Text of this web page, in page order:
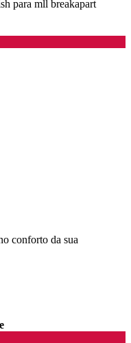
para mll breakapart
conforto da sua